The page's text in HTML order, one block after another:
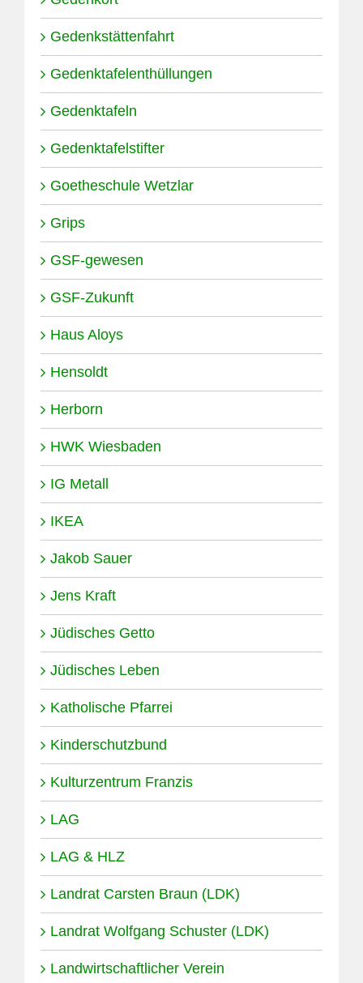
Gedenkstättenfahrt
Gedenktafelenthüllungen
Gedenktafeln
Gedenktafelstifter
Goetheschule Wetzlar
Grips
GSF-gewesen
GSF-Zukunft
Haus Aloys
Hensoldt
Herborn
HWK Wiesbaden
IG Metall
IKEA
Jakob Sauer
Jens Kraft
Jüdisches Getto
Jüdisches Leben
Katholische Pfarrei
Kinderschutzbund
Kulturzentrum Franzis
LAG
LAG & HLZ
Landrat Carsten Braun (LDK)
Landrat Wolfgang Schuster (LDK)
Landwirtschaftlicher Verein